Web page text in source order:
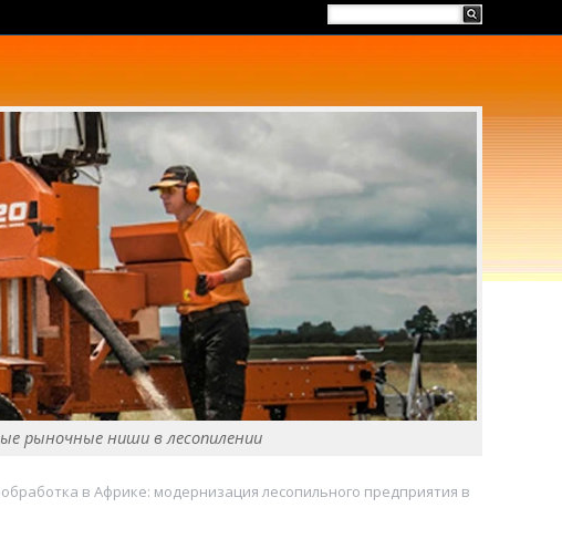
рыночные ниши в лесопилении
в Африке: модернизация лесопильного предприятия в